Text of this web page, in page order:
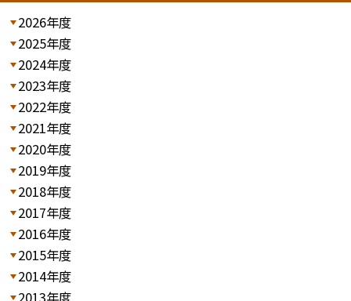
2026年度
2025年度
2024年度
2023年度
2022年度
2021年度
2020年度
2019年度
2018年度
2017年度
2016年度
2015年度
2014年度
2013年度